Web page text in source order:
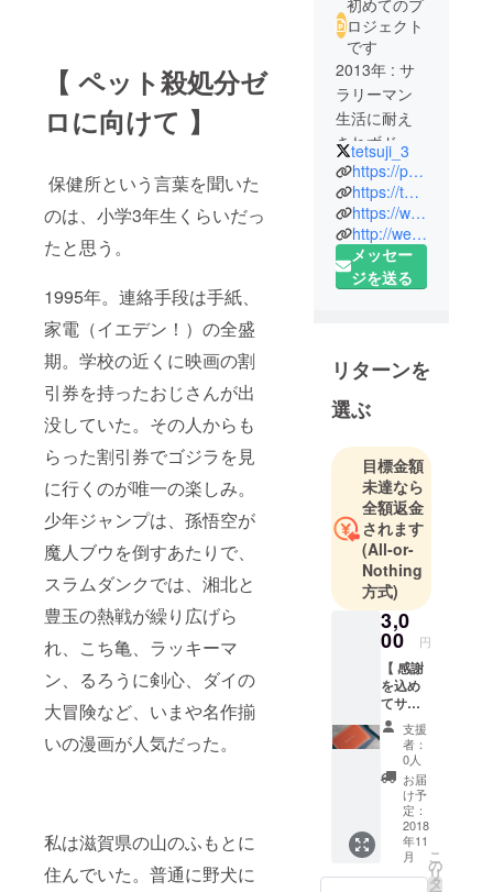
【 ペット殺処分ゼ
ロに向けて 】
保健所という言葉を聞いた
のは、小学3年生くらいだっ
たと思う。
1995年。連絡手段は手紙、
家電（イエデン！）の全盛
期。学校の近くに映画の割
引券を持ったおじさんが出
没していた。その人からも
らった割引券でゴジラを見
に行くのが唯一の楽しみ。
少年ジャンプは、孫悟空が
魔人ブウを倒すあたりで、
スラムダンクでは、湘北と
豊玉の熱戦が繰り広げら
れ、こち亀、ラッキーマ
ン、るろうに剣心、ダイの
大冒険など、いまや名作揃
いの漫画が人気だった。
私は滋賀県の山のふもとに
住んでいた。普通に野犬に
ロジェクト
です
2013年 : サ
ラリーマン
生活に耐え
きれずド
ロップアウ
ト。ITや
WEBの制作
会社をス
タート。と
ころがどっ
スかのごと
く、仕事を
こなし心身
困憊。数名
のメンバー
がいたもの
の離散。
2017年 : 悲
しみの末、
まずは自分
の手の届く
範囲のみの
仕事だけす
ると心機一
転スター
ト。第一弾
のアプリリ
リースにこ
ぎつける。
<---- イマコ
tetsuji_3
https://petlover.app
https://twitter.com/tetsuji_3
https://www.facebook.com/profile.php?id=100018264214681
http://webteams.co.jp
メッセー
ジを送る
リターンを
選ぶ
目標金額
未達なら
全額返金
されます
(All-or-
Nothing
方式)
3,0
00 円
【 感謝
を込め
てサン
クス
メール
を送り
ます 】
ただた
だ、こ
のプロ
ジェク
トを応
援した
支援
者：
0人
お届
け予
定：
2018
年11
月
こ
の
リ
タ